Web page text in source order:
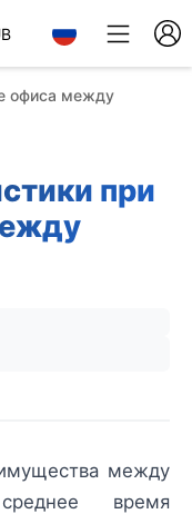
офиса между
при
между
время